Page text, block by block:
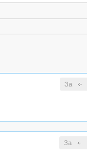
За
За